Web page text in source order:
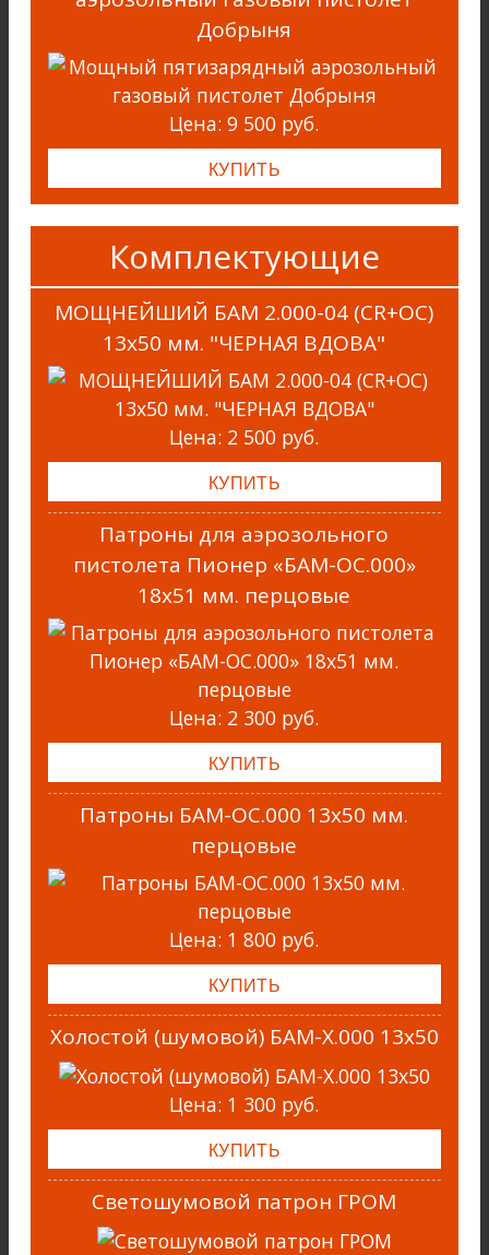
Добрыня
Цена:9 500 руб.
Комплектующие
МОЩНЕЙШИЙ БАМ 2.000-04 (CR+ОС)
13х50 мм. "ЧЕРНАЯ ВДОВА"
Цена: 2 500 руб.
Патроны для аэрозольного
пистолета Пионер «БАМ-ОС.000»
18х51 мм. перцовые
Цена: 2 300 руб.
Патроны БАМ-ОС.000 13х50 мм.
перцовые
Цена: 1 800 руб.
Холостой (шумовой) БАМ-Х.000 13х50
Цена: 1 300 руб.
Светошумовой патрон ГРОМ